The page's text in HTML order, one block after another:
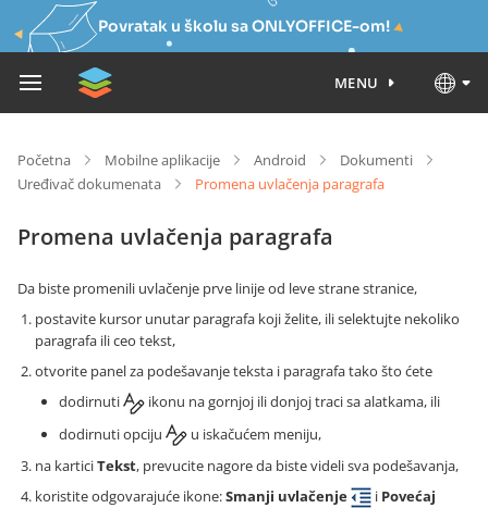
Povratak u školu sa ONLYOFFICE-om!
MENU
Početna Mobilne aplikacije Android
Dokumenti
Uređivač dokumenata
Promena uvlačenja paragrafa
Promena uvlačenja paragrafa
Da biste promenili uvlačenje prve linije od leve strane stranice,
postavite kursor unutar paragrafa koji želite, ili selektujte nekoliko
paragrafa ili ceo tekst,
otvorite panel za podešavanje teksta i paragrafa tako što ćete
dodirnuti
ikonu na gornjoj ili donjoj traci sa alatkama, ili
dodirnuti opciju
u iskačućem meniju,
na karticiTekst, prevucite nagore da biste videli sva podešavanja,
koristite odgovarajuće ikone:Smanji uvlačenje i Povećaj